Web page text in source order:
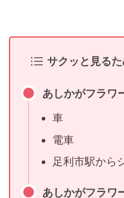
サクッと見る
あしかがフラワ
車
電車
足利市駅から
あしかがフラワ